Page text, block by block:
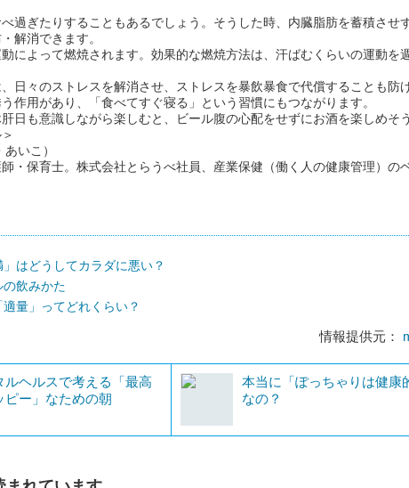
過ぎたりすることもあるでしょう。そうした時、内臓脂肪を蓄積させ
解消できます。
によって燃焼されます。効果的な燃焼方法は、汗ばむくらいの運動を
日々のストレスを解消させ、ストレスを暴飲暴食で代償することも防げ
作用があり、「食べてすぐ寝る」という習慣にもつながります。
日も意識しながら楽しむと、ビール腹の心配をせずにお酒を楽しめそ
いこ）
・保育士。株式会社とらうべ社員、産業保健（働く人の健康管理）の
はどうしてカラダに悪い？
飲みかた
量」ってどれくらい？
情報提供元：
ルヘルスで考える「最高
ピー」なための朝
本当に「ぽっちゃりは健康
なの？